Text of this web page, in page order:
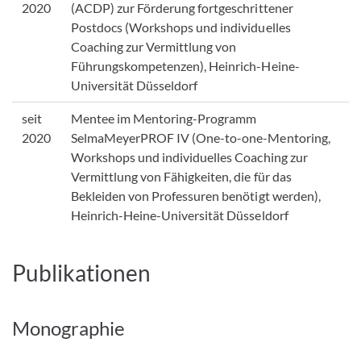
2020
(ACDP) zur Förderung fortgeschrittener
Postdocs (Workshops und individuelles
Coaching zur Vermittlung von
Führungskompetenzen), Heinrich-Heine-
Universität Düsseldorf
seit
2020
Mentee im Mentoring-Programm
SelmaMeyerPROF IV (One-to-one-Mentoring,
Workshops und individuelles Coaching zur
Vermittlung von Fähigkeiten, die für das
Bekleiden von Professuren benötigt werden),
Heinrich-Heine-Universität Düsseldorf
Publikationen
Monographie